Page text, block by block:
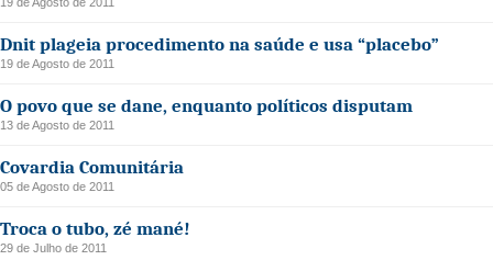
Dnit plageia procedimento na saúde e usa “placebo”
19 de Agosto de 2011
O povo que se dane, enquanto políticos disputam
13 de Agosto de 2011
Covardia Comunitária
05 de Agosto de 2011
Troca o tubo, zé mané!
29 de Julho de 2011